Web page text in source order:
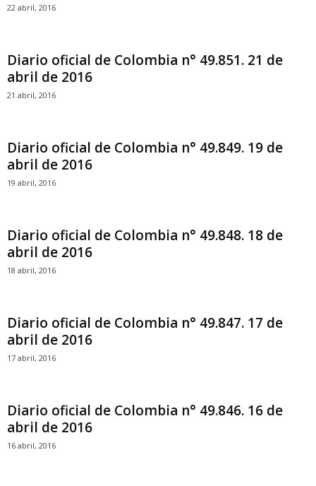
22 abril, 2016
Diario oficial de Colombia n° 49.851. 21 de
abril de 2016
21 abril, 2016
Diario oficial de Colombia n° 49.849. 19 de
abril de 2016
19 abril, 2016
Diario oficial de Colombia n° 49.848. 18 de
abril de 2016
18 abril, 2016
Diario oficial de Colombia n° 49.847. 17 de
abril de 2016
17 abril, 2016
Diario oficial de Colombia n° 49.846. 16 de
abril de 2016
16 abril, 2016